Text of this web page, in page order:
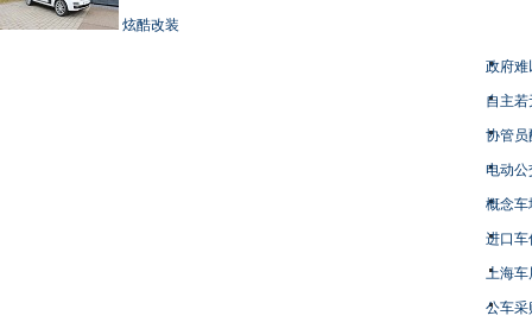
炫酷改装
政府难
自主
协管员
电动
概念车
进口车
上海
公车采